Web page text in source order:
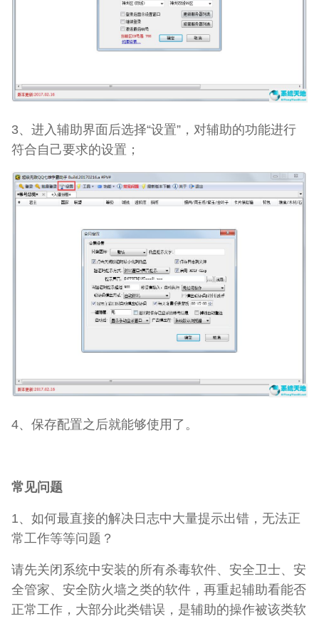
3、进入辅助界面后选择“设置”，对辅助的功能进行
符合自己要求的设置；
4、保存配置之后就能够使用了。
常见问题
1、如何最直接的解决日志中大量提示出错，无法正
常工作等等问题？
请先关闭系统中安装的所有杀毒软件、安全卫士、安
全管家、安全防火墙之类的软件，再重起辅助看能否
正常工作，大部分此类错误，是辅助的操作被该类软